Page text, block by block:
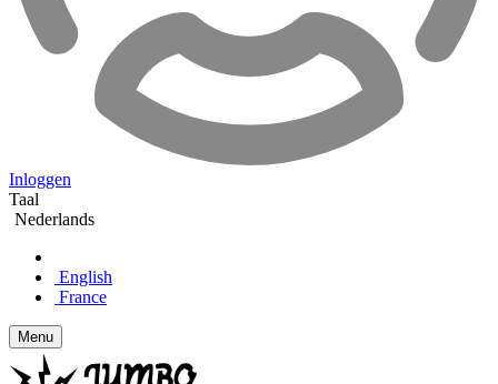
Inloggen
Taal
Nederlands
English
France
Menu